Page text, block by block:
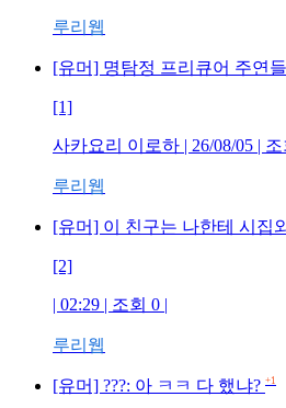
루리웹
[유머] 명탐정 프리큐어 주연
[1]
사카요리 이로하 | 26/08/05 | 조
루리웹
[유머] 이 친구는 나한테 시집
[2]
| 02:29 | 조회 0 |
루리웹
[유머] ???: 아 ㅋㅋ 다 했냐? +1